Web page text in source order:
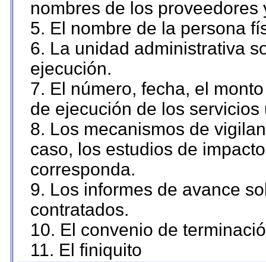
nombres de los proveedores
5. El nombre de la persona
6. La unidad administrativa
ejecución.
7. El número, fecha, el
de ejecución de los servicios
8. Los mecanismos de
caso, los estudios de
corresponda.
9. Los informes de avance
contratados.
10. El convenio de
11. El finiquito